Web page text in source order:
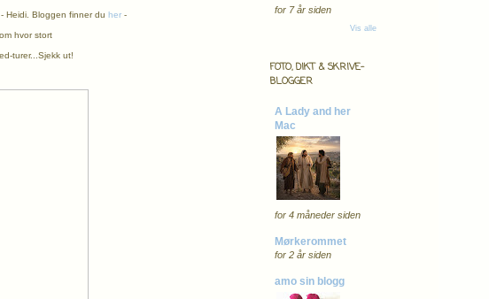
Heidi. Bloggen finner du her-
hvor stort
turer...Sjekk ut!
for 7 år siden
Vis alle
FOTO, DIKT & SKRIVE-
BLOGGER
A Lady and her
Mac
for 4 måneder siden
Mørkerommet
for 2 år siden
amo sin blogg